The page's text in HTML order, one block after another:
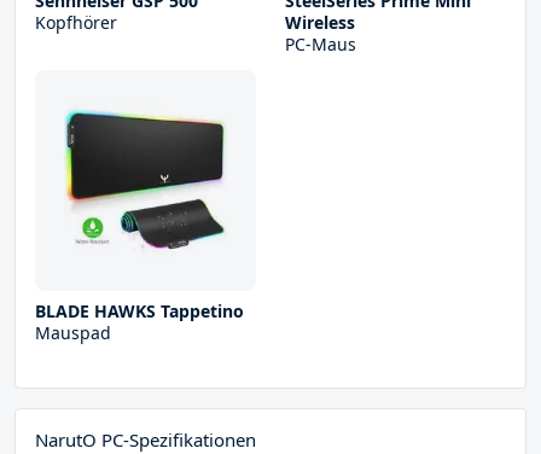
Kopfhörer
Wireless
PC-Maus
BLADE HAWKS Tappetino
Mauspad
NarutO PC-Spezifikationen